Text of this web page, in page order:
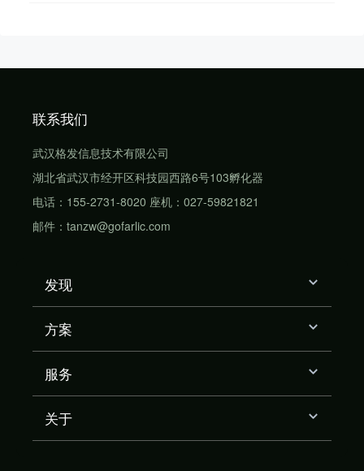
联系我们
武汉格发信息技术有限公司
湖北省武汉市经开区科技园西路6号103孵化器
电话：155-2731-8020 座机：027-59821821
邮件：tanzw@gofarlic.com
发现
方案
服务
关于